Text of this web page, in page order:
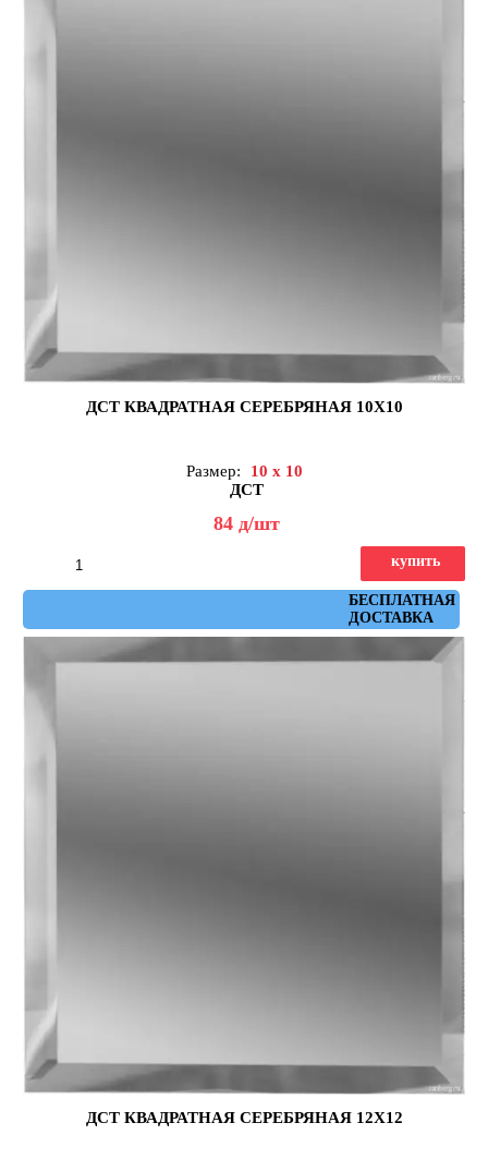
ДСТ КВАДРАТНАЯ СЕРЕБРЯНАЯ 10Х10
Размер:
10 x 10
ДСТ
84 д/шт
БЕСПЛАТНАЯ
ДОСТАВКА
купить
ДСТ КВАДРАТНАЯ СЕРЕБРЯНАЯ 12Х12